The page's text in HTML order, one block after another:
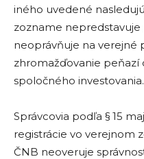
iného uvedené
zozname
neoprávňuje na verejné
zhromažďovanie peňazí
spoločného
Správcovia podľa § 15
registrácie vo verejnom
ČNB neoveruje